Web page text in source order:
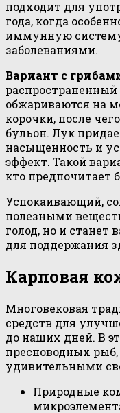
подходит для
года, когда
иммунную
заболеваниями.
Вариант с
обжариваются на
корочки, после
бульон. Лук
насыщенность и
эффект. Такой
кто предпочитает
Успокаивающий,
полезными
голод, но и
для поддержания
Карповая
Многовековая
средств для
до наших дней. В
пресноводных
удивительными
Природные